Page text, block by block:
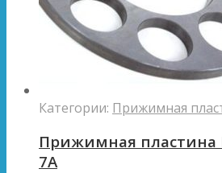
Категории: Прижимная
Прижимная пластина
7A